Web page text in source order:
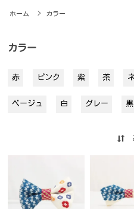
ホーム > カラー
カラー
赤 ピンク 紫 茶
ベージュ 白 グレー 黒